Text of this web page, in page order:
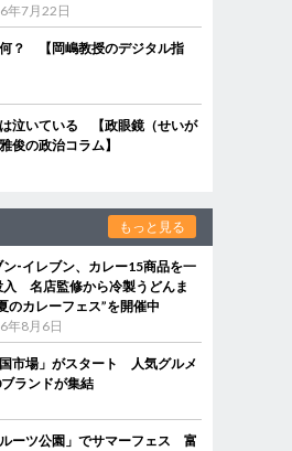
年7月22日
？ 【岡嶋教授のデジタル指
泣いている 【政眼鏡（せいが
俊の政治コラム】
もっと見る
ン‐イレブン、カレー15商品を一
入 名店監修から冷製うどんま
のカレーフェス”を開催中
年8月6日
市場」がスタート 人気グルメ
ランドが集結
ルーツ公園」でサマーフェス 富